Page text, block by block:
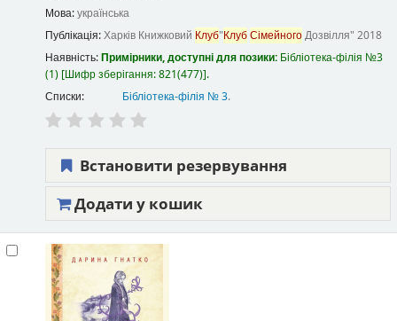
Мова:українська
Публікація:Харків Книжковий Клуб"КлубСімейногоДозвілля" 2018
Наявність:Примірники, доступні для позики: Бібліотека-філія №3
(1) Шифр зберігання:821(477) .
Списки:
Бібліотека-філія № 3.
Встановити резервування
Додати у кошик